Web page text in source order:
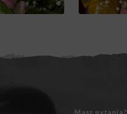
Masz pytania?